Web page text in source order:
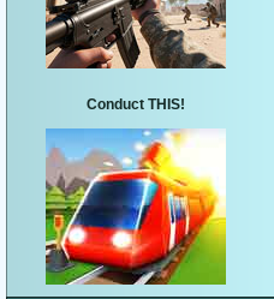
Conduct THIS!